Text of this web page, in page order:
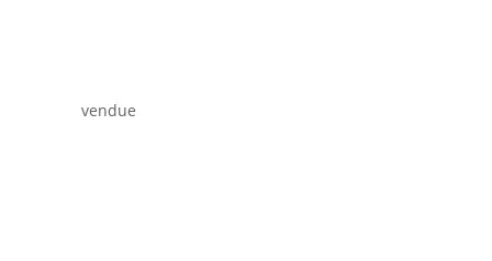
vendue